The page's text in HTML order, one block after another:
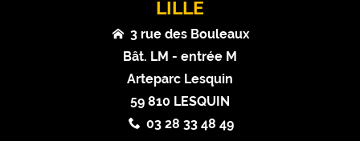
LILLE
3 rue des Bouleaux
Bât. LM - entrée M
Arteparc Lesquin
59 810 LESQUIN
03 28 33 48 49